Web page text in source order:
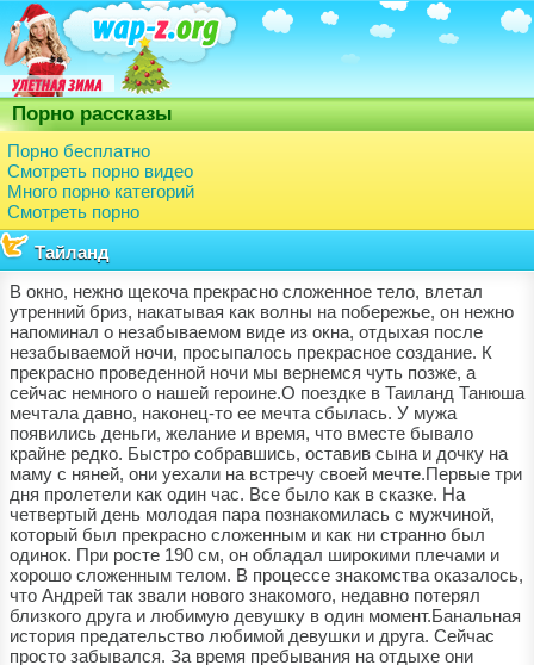
Порно рассказы
Порно бесплатно
Смотреть порно видео
Много порно категорий
Смотреть порно
Тайланд
В окно, нежно щекоча прекрасно сложенное тело, влетал
утренний бриз, накатывая как волны на побережье, он нежно
напоминал о незабываемом виде из окна, отдыхая после
незабываемой ночи, просыпалось прекрасное создание. К
прекрасно проведенной ночи мы вернемся чуть позже, а
сейчас немного о нашей героине.О поездке в Таиланд Танюша
мечтала давно, наконец-то ее мечта сбылась. У мужа
появились деньги, желание и время, что вместе бывало
крайне редко. Быстро собравшись, оставив сына и дочку на
маму с няней, они уехали на встречу своей мечте.Первые три
дня пролетели как один час. Все было как в сказке. На
четвертый день молодая пара познакомилась с мужчиной,
который был прекрасно сложенным и как ни странно был
одинок. При росте 190 см, он обладал широкими плечами и
хорошо сложенным телом. В процессе знакомства оказалось,
что Андрей так звали нового знакомого, недавно потерял
близкого друга и любимую девушку в один момент.Банальная
история предательство любимой девушки и друга. Сейчас
просто забывался. За время пребывания на отдыхе они